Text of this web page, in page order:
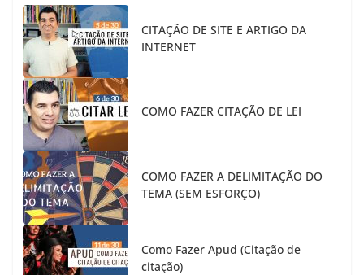
CITAÇÃO DE SITE E ARTIGO DA
INTERNET
COMO FAZER CITAÇÃO DE LEI
COMO FAZER A DELIMITAÇÃO DO
TEMA (SEM ESFORÇO)
Como Fazer Apud (Citação de
citação)